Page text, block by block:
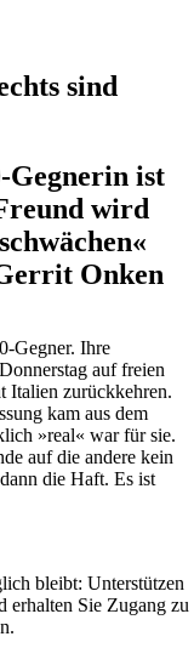
sind
Gegnerin ist
wird
Onken
Gegner. Ihre
auf freien
Italien zurückkehren.
kam aus dem
»real« war für sie.
auf die andere kein
die Haft. Es ist
bleibt: Unterstützen
erhalten Sie Zugang zu